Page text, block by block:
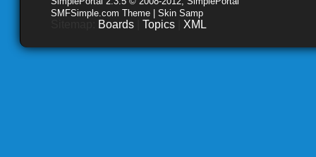
SMFSimple.com Theme | Skin Samp
Boards Topics XML